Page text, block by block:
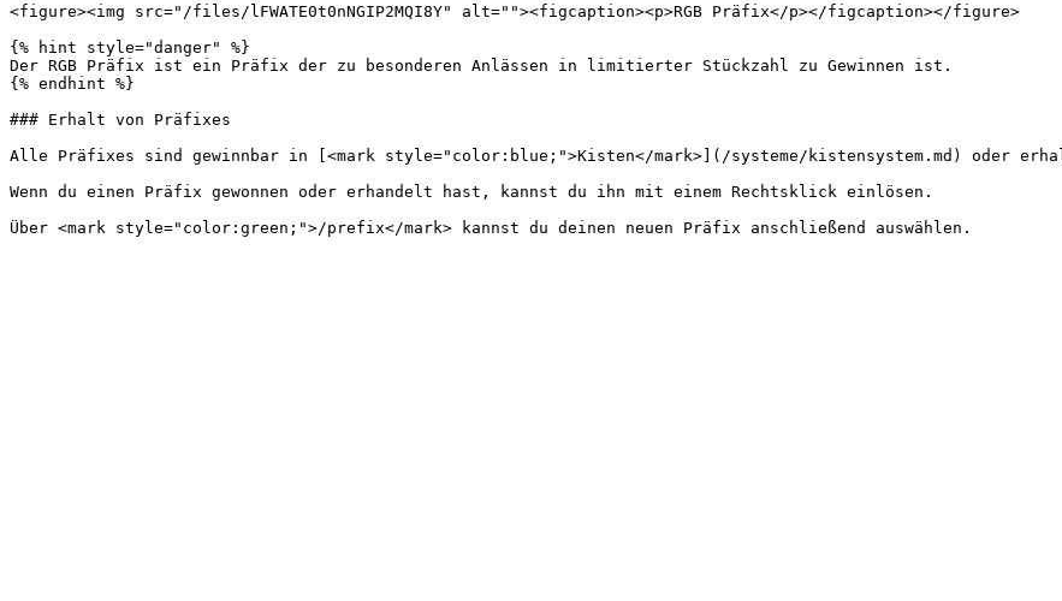
<figure><img src="/files/lFWATE0t0nNGIP2MQI8Y" alt=""><figcaption><p>RGB Präfix</p></figcaption></figure>
{% hint style="danger" %}
Der RGB Präfix ist ein Präfix der zu besonderen Anlässen in limitierter Stückzahl zu Gewinnen ist.
{% endhint %}
### Erhalt von Präfixes
Alle Präfixes sind gewinnbar in [<mark style="color:blue;">Kisten</mark>](/systeme/kistensystem.md) oder
Wenn du einen Präfix gewonnen oder erhandelt hast, kannst du ihn mit einem Rechtsklick einlösen.